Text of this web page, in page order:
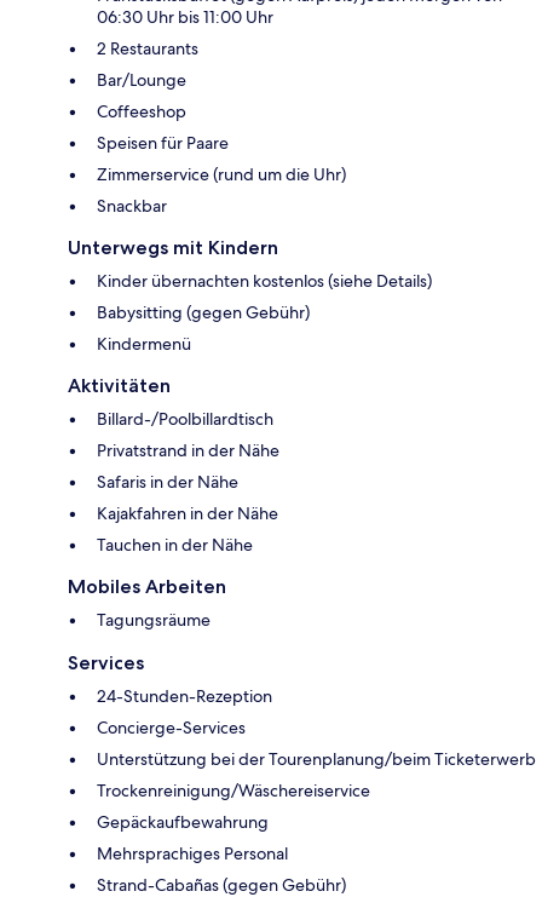
06:30 Uhr bis 11:00 Uhr
2 Restaurants
Bar/Lounge
Coffeeshop
Speisen für Paare
Zimmerservice (rund um die Uhr)
Snackbar
Unterwegs mit Kindern
Kinder übernachten kostenlos (siehe Details)
Babysitting (gegen Gebühr)
Kindermenü
Aktivitäten
Billard-/Poolbillardtisch
Privatstrand in der Nähe
Safaris in der Nähe
Kajakfahren in der Nähe
Tauchen in der Nähe
Mobiles Arbeiten
Tagungsräume
Services
24-Stunden-Rezeption
Concierge-Services
Unterstützung bei der Tourenplanung/beim Ticketerwerb
Trockenreinigung/Wäschereiservice
Gepäckaufbewahrung
Mehrsprachiges Personal
Strand-Cabañas (gegen Gebühr)